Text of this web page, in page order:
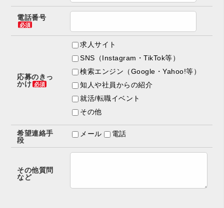
電話番号
必須
応募のきっ
かけ 必須
求人サイト
SNS（Instagram・TikTok等）
検索エンジン（Google・Yahoo!等）
知人や社員からの紹介
就活/転職イベント
その他
希望連絡手
段
メール 電話
その他質問
など